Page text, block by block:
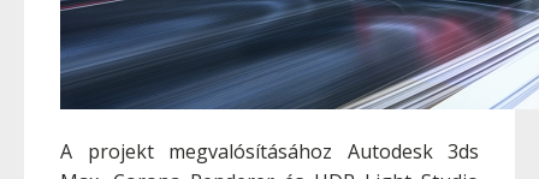
A projekt megvalósításához Autodesk 3ds